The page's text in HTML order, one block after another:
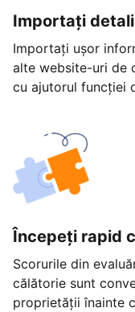
Importați
Importați ușor
alte website-uri de
cu ajutorul funcției
Începeți rapid
Scorurile din
călătorie sunt
proprietății înainte